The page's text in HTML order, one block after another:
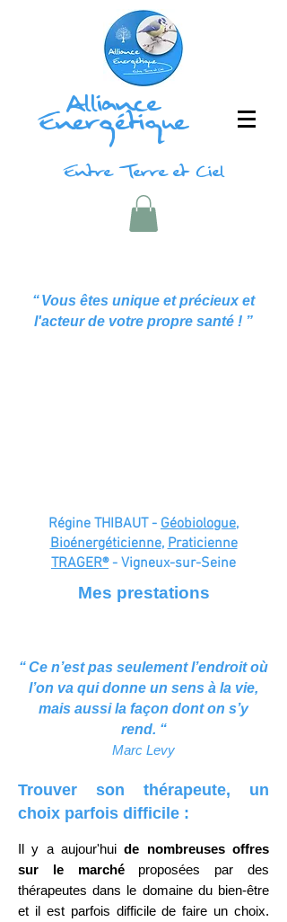
Alliance
Energétique
Entre Terre et Ciel
“Vous êtes unique et précieux et
l'acteur de votre propre santé ! ”
Régine THIBAUT - Géobiologue,
Bioénergéticienne, Praticienne
TRAGER®- Vigneux-sur-Seine
Mes prestations
“Ce n’est pas seulement l’endroit où
l’on va qui donne un sens à la vie,
mais aussi la façon dont on s’y
rend. “
Marc Levy
Trouver son thérapeute, un
choix parfois difficile :
Il y a aujour'huide nombreuses offres
sur le marchéproposées par des
thérapeutes dans le domaine du bien-être
et il est parfois difficile de faire un choix.